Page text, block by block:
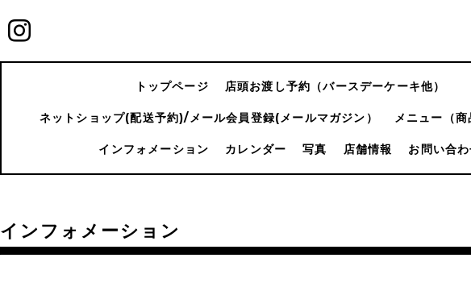
トップページ 店頭お渡し予約（バースデーケーキ他）
ネットショップ(配送予約)/メール会員登録(メールマガジン） メニュー（商
インフォメーション カレンダー 写真 店舗情報 お問い合
インフォメーション